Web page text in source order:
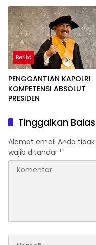
Perkuat Pembangunan
Satuan
Berita
PENGGANTIAN KAPOLRI
KOMPETENSI ABSOLUT
PRESIDEN
Tinggalkan
Alamat email Anda
wajib ditandai *